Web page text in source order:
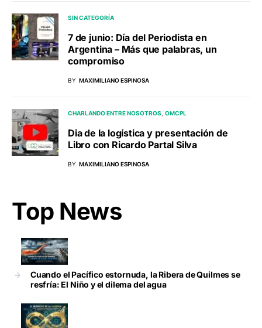
SIN CATEGORÍA
7 de junio: Día del Periodista en
Argentina – Más que palabras, un
compromiso
BY MAXIMILIANO ESPINOSA
CHARLANDO ENTRE NOSOTROS OMCPL
Dia de la logística y presentación de
Libro con Ricardo Partal Silva
BY MAXIMILIANO ESPINOSA
Top News
Cuando el Pacífico estornuda, la Ribera de Quilmes se
resfría: El Niño y el dilema del agua